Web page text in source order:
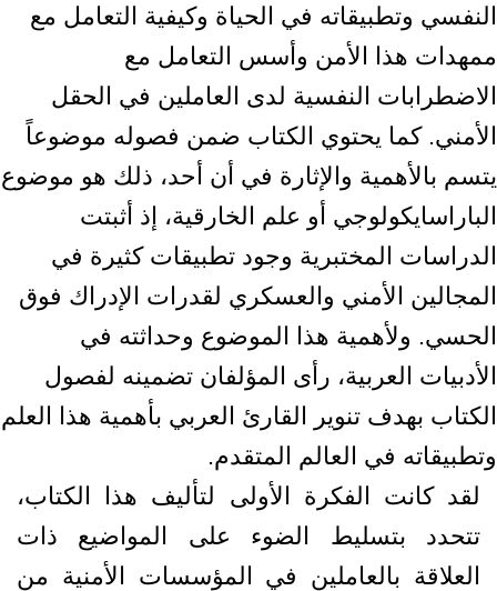
النفسي وتطبيقاته في الحياة وكيفية التعامل مع
ممهدات هذا الأمن وأسس التعامل مع
الاضطرابات النفسية لدى العاملين في الحقل
الأمني. كما يحتوي الكتاب ضمن فصوله موضوعاً
يتسم بالأهمية والإثارة في أن أحد، ذلك هو موضوع
الباراسايكولوجي أو علم الخارقية، إذ أثبتت
الدراسات المختبرية وجود تطبيقات كثيرة في
المجالين الأمني والعسكري لقدرات الإدراك فوق
الحسي. ولأهمية هذا الموضوع وحداثته في
الأدبيات العربية، رأى المؤلفان تضمينه لفصول
الكتاب بهدف تنوير القارئ العربي بأهمية هذا العلم
وتطبيقاته في العالم المتقدم.
لقد كانت الفكرة الأولى لتأليف هذا الكتاب،
تتحدد بتسليط الضوء على المواضيع ذات
العلاقة بالعاملين في المؤسسات الأمنية من